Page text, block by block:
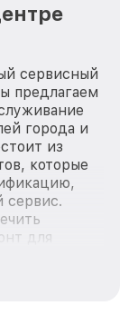
сервисный
предлагаем
города и
из
которые
сервис.
для
Nikon, вне
Мы